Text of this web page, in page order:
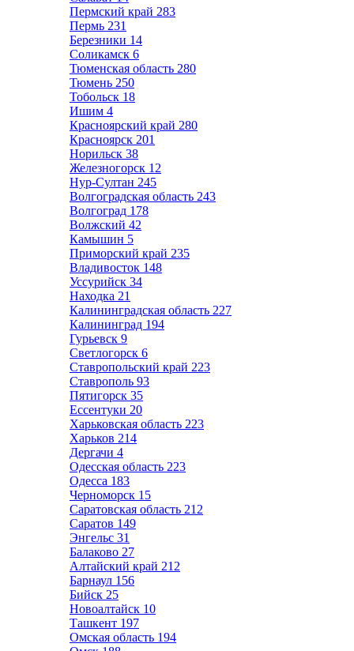
Пермский край 283
Пермь 231
Березники 14
Соликамск 6
Тюменская область 280
Тюмень 250
Тобольск 18
Ишим 4
Красноярский край 280
Красноярск 201
Норильск 38
Железногорск 12
Нур-Султан 245
Волгоградская область 243
Волгоград 178
Волжский 42
Камышин 5
Приморский край 235
Владивосток 148
Уссурийск 34
Находка 21
Калининградская область 227
Калининград 194
Гурьевск 9
Светлогорск 6
Ставропольский край 223
Ставрополь 93
Пятигорск 35
Ессентуки 20
Харьковская область 223
Харьков 214
Дергачи 4
Одесская область 223
Одесса 183
Черноморск 15
Саратовская область 212
Саратов 149
Энгельс 31
Балаково 27
Алтайский край 212
Барнаул 156
Бийск 25
Новоалтайск 10
Ташкент 197
Омская область 194